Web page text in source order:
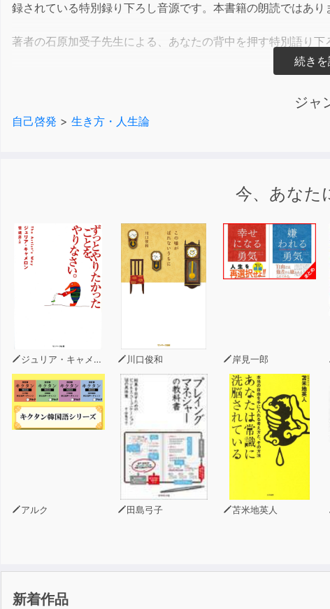
録されている特別録り下ろし音源です。本書籍の朗読ではあり
著者の石原加受子先生による、あなたの背中を押す特別語り下
もしあなたが「逃げ出したい」という気持ちになっているとし
そんな自分を受け入れて、
「そうか、そうか、いま私は、こんな気持になっているんだね
というふうに、自分をいたわってあげることから始めましょう
[音源の構成]
part２ 満足し合える人間関係を築くには
part３ 自分の感情を基準にして責任を決める
最初から聴いていただいても、気になるpartだけを繰り返し聴
逃げ出したくなったとき、なんだか疲れてしまったとき、眠れ
※石原加受子先生の事務所での緊急録音のため、一部聴き取り
ジャ
自己啓発 > 生き方・人生論
今、あなた
ジュリア・キャメロン 川口俊和 岸見一郎
アルク 田島弓子 苫米地英人
新着作品